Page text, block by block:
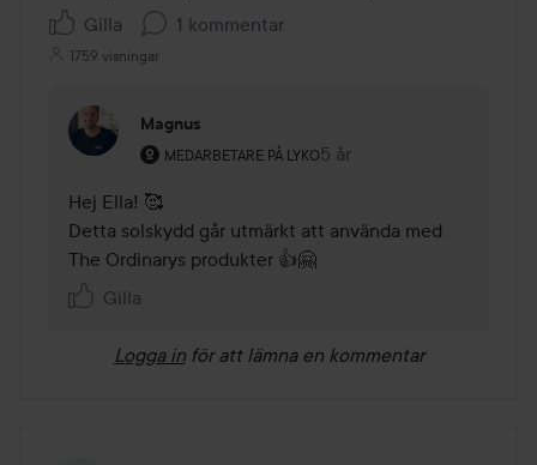
Gilla
1 kommentar
1759 visningar
Magnus
MEDARBETARE PÅ LYKO
Användarens roll: Medarbetare på Lyko.
5 år
Kommentaren lades 5 år
Hej Ella! 🥰
Detta solskydd går utmärkt att använda med
The Ordinarys produkter 👍🤗
Gilla
Logga in för att lämna en kommentar